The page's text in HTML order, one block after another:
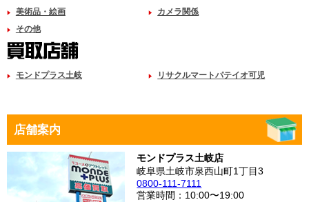
美術品・絵画
カメラ関係
その他
モンドプラス土岐 リサクルマートパテイオ可児
店舗案内
モンドプラス土岐店
岐阜県土岐市泉西山町1丁目3
0800-111-7111
営業時間：10:00〜19:00